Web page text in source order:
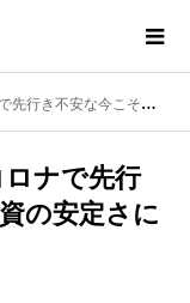
不安な今こそ、不動産投資の安定さに感動
ロナで先行
の安定さに